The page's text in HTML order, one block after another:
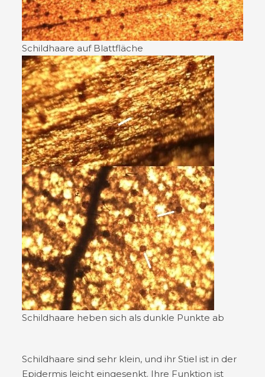
Schildhaare auf Blattfläche
Schildhaare heben sich als dunkle Punkte ab
Schildhaare sind sehr klein, und ihr Stiel ist in der
Epidermis leicht eingesenkt. Ihre Funktion ist